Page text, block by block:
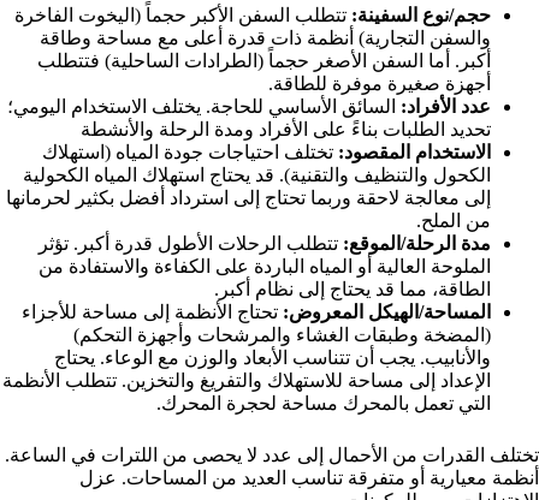
حجم/نوع السفينة: تتطلب السفن الأكبر حجماً (اليخوت الفاخرة
والسفن التجارية) أنظمة ذات قدرة أعلى مع مساحة وطاقة
أكبر. أما السفن الأصغر حجماً (الطرادات الساحلية) فتتطلب
أجهزة صغيرة موفرة للطاقة.
عدد الأفراد: السائق الأساسي للحاجة. يختلف الاستخدام اليومي؛
تحديد الطلبات بناءً على الأفراد ومدة الرحلة والأنشطة
الاستخدام المقصود: تختلف احتياجات جودة المياه (استهلاك
الكحول والتنظيف والتقنية). قد يحتاج استهلاك المياه الكحولية
إلى معالجة لاحقة وربما تحتاج إلى استرداد أفضل بكثير لحرمانها
من الملح.
مدة الرحلة/الموقع: تتطلب الرحلات الأطول قدرة أكبر. تؤثر
الملوحة العالية أو المياه الباردة على الكفاءة والاستفادة من
الطاقة، مما قد يحتاج إلى نظام أكبر.
المساحة/الهيكل المعروض: تحتاج الأنظمة إلى مساحة للأجزاء
(المضخة وطبقات الغشاء والمرشحات وأجهزة التحكم)
والأنابيب. يجب أن تتناسب الأبعاد والوزن مع الوعاء. يحتاج
الإعداد إلى مساحة للاستهلاك والتفريغ والتخزين. تتطلب الأنظمة
التي تعمل بالمحرك مساحة لحجرة المحرك.
تختلف القدرات من الأحمال إلى عدد لا يحصى من اللترات في الساعة.
أنظمة معيارية أو متفرقة تناسب العديد من المساحات. عزل